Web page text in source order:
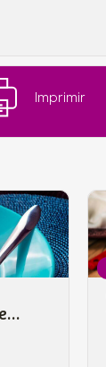
Imprimir